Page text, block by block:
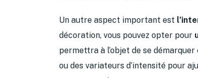
Un autre aspect important est
décoration, vous pouvez opter pour
permettra à l’objet de se
ou des variateurs d’intensité pour